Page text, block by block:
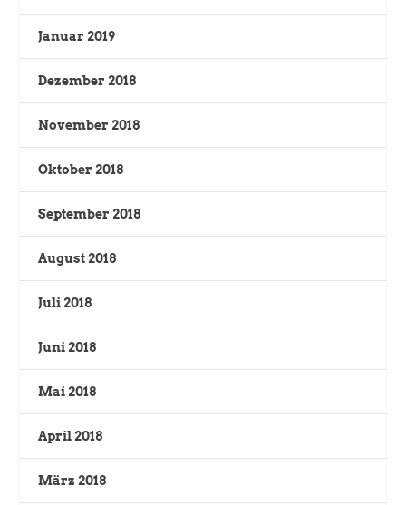
Januar 2019
Dezember 2018
November 2018
Oktober 2018
September 2018
August 2018
Juli 2018
Juni 2018
Mai 2018
April 2018
März 2018